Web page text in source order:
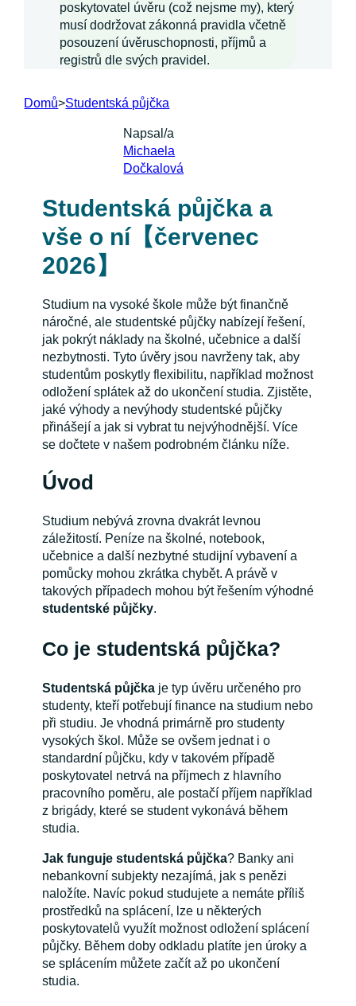
poskytovatel úvěru (což nejsme my), který
musí dodržovat zákonná pravidla včetně
posouzení úvěruschopnosti, příjmů a
registrů dle svých pravidel.
Domů>Studentská půjčka
Napsal/a
Michaela
Dočkalová
Studentská půjčka a
vše o ní【červenec
2026】
Studium na vysoké škole může být finančně
náročné, ale studentské půjčky nabízejí řešení,
jak pokrýt náklady na školné, učebnice a další
nezbytnosti. Tyto úvěry jsou navrženy tak, aby
studentům poskytly flexibilitu, například možnost
odložení splátek až do ukončení studia. Zjistěte,
jaké výhody a nevýhody studentské půjčky
přinášejí a jak si vybrat tu nejvýhodnější. Více
se dočtete v našem podrobném článku níže.
Úvod
Studium nebývá zrovna dvakrát levnou
záležitostí. Peníze na školné, notebook,
učebnice a další nezbytné studijní vybavení a
pomůcky mohou zkrátka chybět. A právě v
takových případech mohou být řešením výhodné
studentské půjčky.
Co je studentská půjčka?
Studentská půjčkaje typ úvěru určeného pro
studenty, kteří potřebují finance na studium nebo
při studiu. Je vhodná primárně pro studenty
vysokých škol. Může se ovšem jednat i o
standardní půjčku, kdy v takovém případě
poskytovatel netrvá na příjmech z hlavního
pracovního poměru, ale postačí příjem například
z brigády, které se student vykonává během
studia.
Jak funguje studentská půjčka? Banky ani
nebankovní subjekty nezajímá, jak s penězi
naložíte. Navíc pokud studujete a nemáte příliš
prostředků na splácení, lze u některých
poskytovatelů využít možnost odložení splácení
půjčky. Během doby odkladu platíte jen úroky a
se splácením můžete začít až po ukončení
studia.